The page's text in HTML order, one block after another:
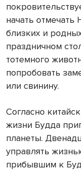
начать
близких и
праздничном
тотемного
попробовать
или свинину.
Согласно
жизни Будда
планеты.
управлять
прибывшим к